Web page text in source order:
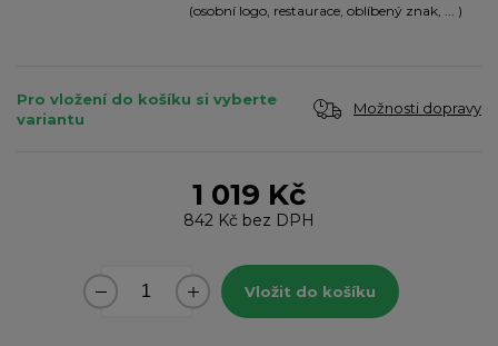
(osobní logo, restaurace, oblíbený znak, ... )
Pro vložení do košíku si vyberte
variantu
Možnosti dopravy
1 019 Kč
842 Kč bez DPH
Vložit do košíku